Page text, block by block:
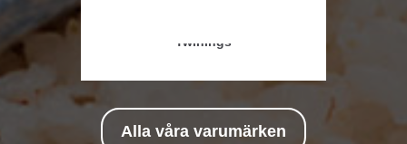
Twinings
Alla våra varumärken